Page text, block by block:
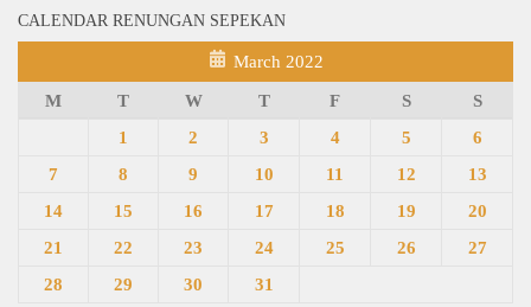
CALENDAR RENUNGAN SEPEKAN
March 2022
M T W T F S
S
1
2 3 4 5
6
7
8 9 10 11 12
13
14
15 16 17 18 19
20
21
22 23 24 25 26
27
28
29 30 31